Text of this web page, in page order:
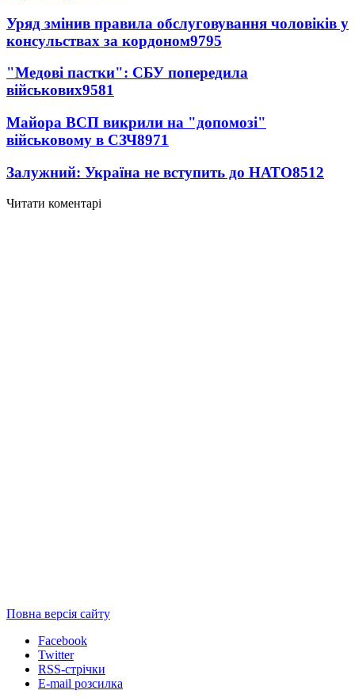
Уряд змінив правила обслуговування чоловіків у
консульствах за кордоном9795
"Медові пастки": СБУ попередила
військових9581
Майора ВСП викрили на "допомозі"
військовому в СЗЧ8971
Залужний: Україна не вступить до НАТО8512
Читати коментарі
Повна версія сайту
Facebook
Twitter
RSS-стрічки
E-mail розсилка